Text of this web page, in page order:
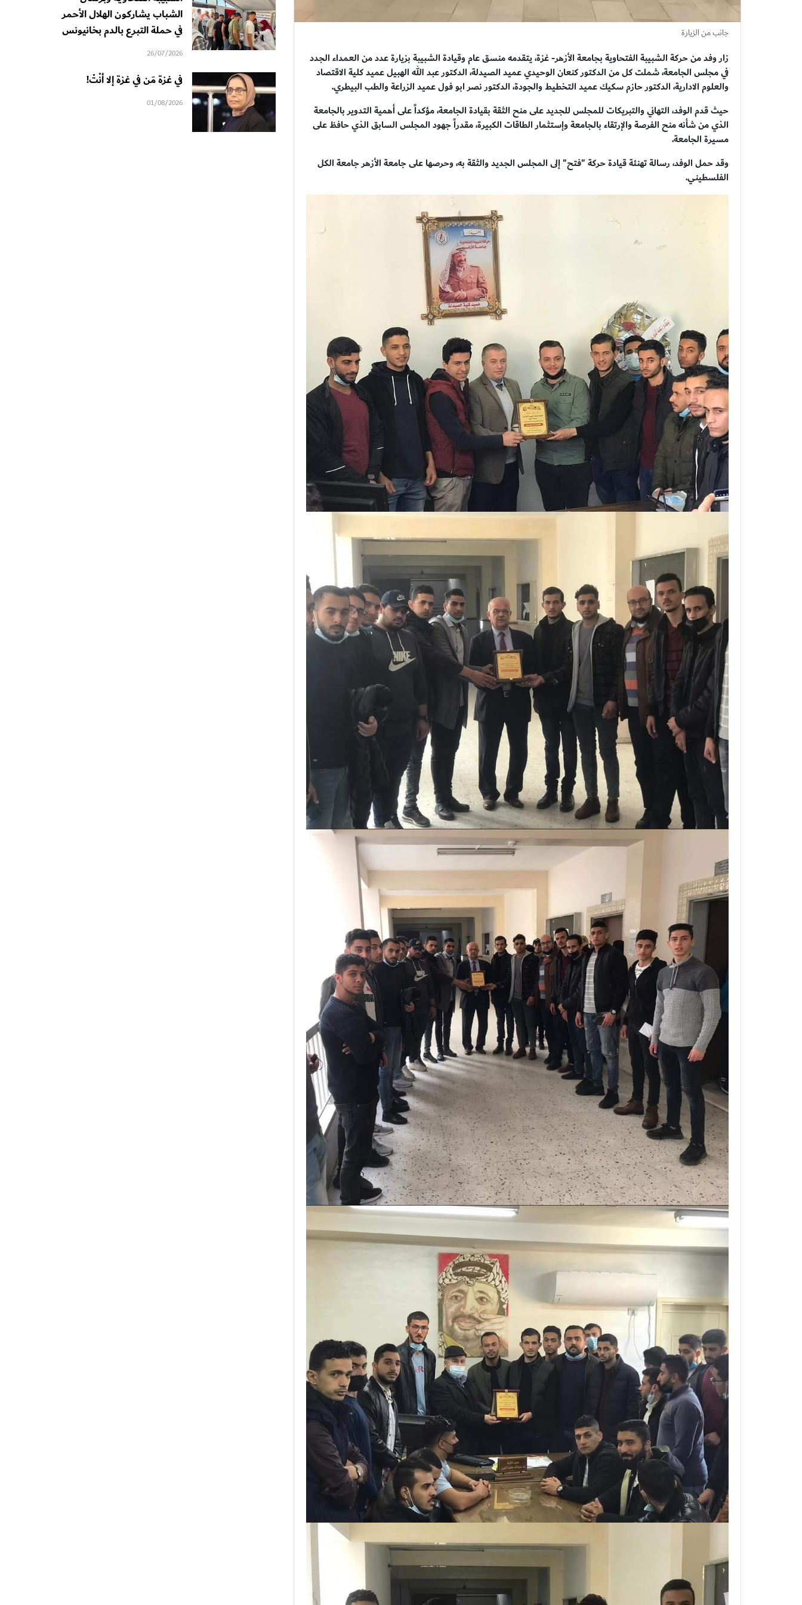
جانب من الزيارة
زار وفد من حركة الشبيبة الفتحاوية بجامعة الأزهر- غزة، يتقدمه منسق عام وقيادة الشبيبة بزيارة عدد من العمداء الجدد
في مجلس الجامعة، شملت كل من الدكتور كنعان الوحيدي عميد الصيدلة، الدكتور عبد الله الهبيل عميد كلية الاقتصاد
والعلوم الادارية، الدكتور حازم سكيك عميد التخطيط والجودة، الدكتور نصر ابو فول عميد الزراعة والطب البيطري.
حيث قدم الوفد، التهاني والتبريكات للمجلس للجديد على منح الثقة بقيادة الجامعة، مؤكداً على أهمية التدوير بالجامعة
الذي من شأنه منح الفرصة والإرتقاء بالجامعة وإستثمار الطاقات الكبيرة، مقدراً جهود المجلس السابق الذي حافظ على
مسيرة الجامعة.
وقد حمل الوفد، رسالة تهنئة قيادة حركة "فتح" إلى المجلس الجديد والثقة به، وحرصها على جامعة الأزهر جامعة الكل
الفلسطيني.
الشباب يشاركون الهلال الأحمر
في حملة التبرع بالدم بخانيونس
26/07/2026
في غزة مَن في غزة إلا أنْتْ!
01/08/2026